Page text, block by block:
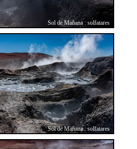
Sol de Mañana : solfatares
Sol de Mañana : solfatares